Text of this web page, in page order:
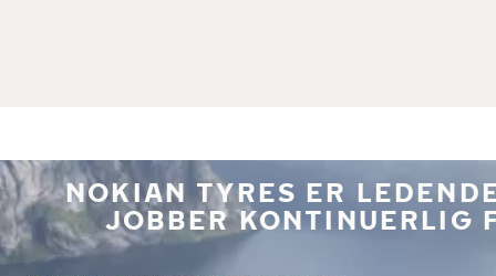
NOKIAN TYRES ER
JOBBER KONTINUERLIG